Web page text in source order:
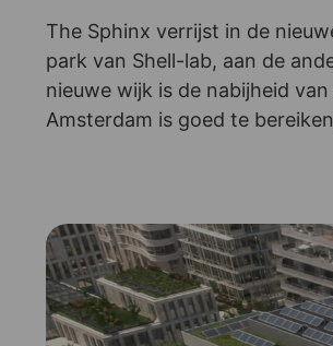
The Sphinx verrijst in de
park van Shell-lab, aan de
nieuwe wijk is de nabijheid
Amsterdam is goed te